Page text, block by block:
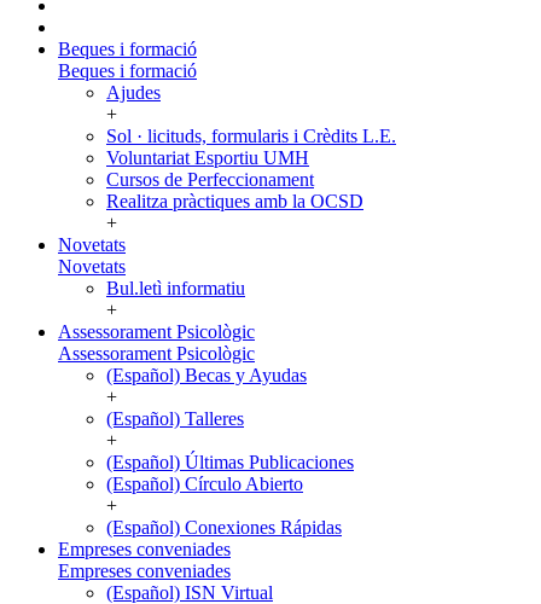
Beques i formació
Beques i formació
Ajudes
+
Sol · licituds, formularis i Crèdits L.E.
Voluntariat Esportiu UMH
Cursos de Perfeccionament
Realitza pràctiques amb la OCSD
+
Novetats
Novetats
Bul.letì informatiu
+
Assessorament Psicològic
Assessorament Psicològic
(Español) Becas y Ayudas
+
(Español) Talleres
+
(Español) Últimas Publicaciones
(Español) Círculo Abierto
+
(Español) Conexiones Rápidas
Empreses conveniades
Empreses conveniades
(Español) ISN Virtual